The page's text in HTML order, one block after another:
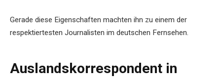
Gerade diese Eigenschaften machten ihn zu einem der
respektiertesten Journalisten im deutschen Fernsehen.
Auslandskorrespondent in